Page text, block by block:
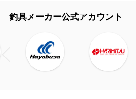
釣具メーカー公式アカウント